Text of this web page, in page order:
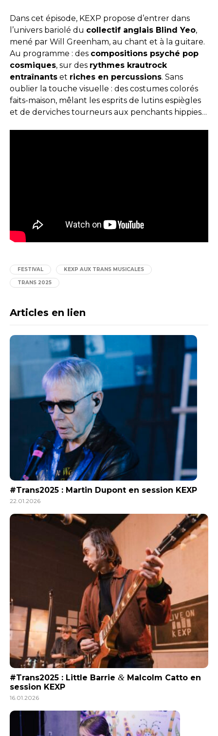
Dans cet épisode, KEXP propose d’entrer dans
l’univers bariolé du collectif anglais Blind Yeo,
mené par Will Greenham, au chant et à la guitare.
Au programme : des compositions psyché pop
cosmiques, sur des rythmes krautrock
entraînants et riches en percussions. Sans
oublier la touche visuelle : des costumes colorés
faits-maison, mêlant les esprits de lutins espiègles
et de derviches tourneurs aux penchants hippies…
FESTIVAL KEXP AUX TRANS MUSICALES
TRANS 2025
Articles en lien
#Trans2025 : Martin Dupont en session KEXP
22.01.2026
#Trans2025 : Little Barrie & Malcolm Catto en
session KEXP
16.01.2026